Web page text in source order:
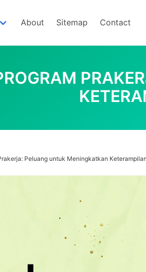
About Sitemap Contact
Peluang untuk Meningkatkan